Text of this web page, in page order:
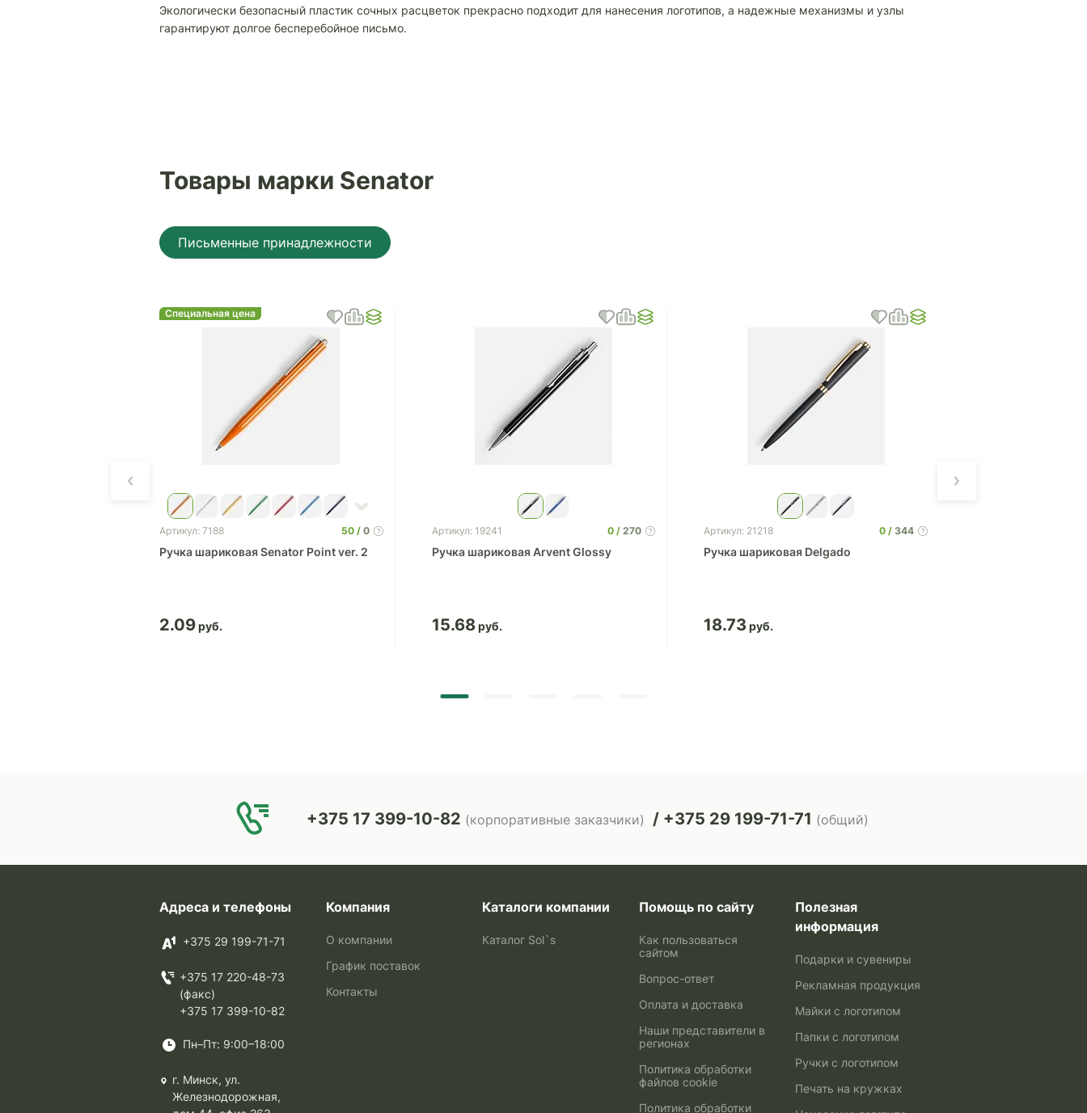
Экологически безопасный пластик сочных расцветок прекрасно подходит для нанесения логотипов, а надежные механизмы и узлы
гарантируют долгое бесперебойное письмо.
Товары марки Senator
Письменные принадлежности
Специальная цена
Артикул: 7188 50 0
Ручка шариковая Senator Point ver. 2
2.09
Артикул: 19241 0 270
Ручка шариковая Arvent Glossy
15.68
Артикул: 21218 0 344
Ручка шариковая Delgado
18.73
+375 17 399-10-82 (корпоративные заказчики) +375 29 199-71-71 (общий)
Адреса и телефоны
+375 29 199-71-71
+375 17 220-48-73
(факс)
+375 17 399-10-82
Пн–Пт: 9:00–18:00
г. Минск, ул.
Железнодорожная,
Компания
О компании
График поставок
Контакты
Каталоги компании
Каталог Sol`s
Помощь по сайту
Как пользоваться
сайтом
Вопрос-ответ
Оплата и доставка
Наши представители в
регионах
Политика обработки
файлов cookie
Политика обработки
Полезная
информация
Подарки и сувениры
Рекламная продукция
Майки с логотипом
Папки с логотипом
Ручки с логотипом
Печать на кружках